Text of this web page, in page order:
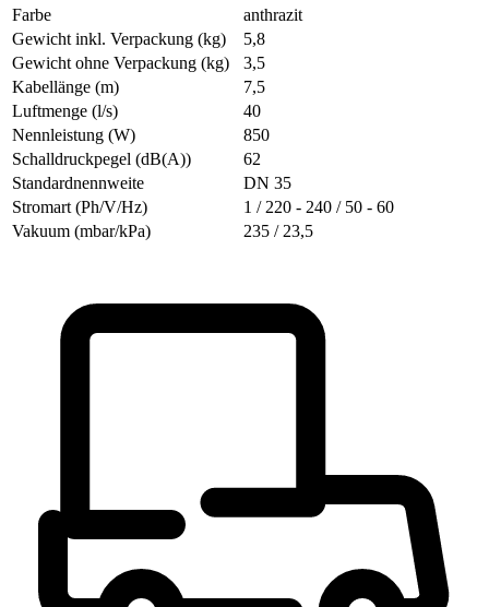
Farbe
anthrazit
Gewicht inkl. Verpackung (kg)
5,8
Gewicht ohne Verpackung (kg)
3,5
Kabellänge (m)
7,5
Luftmenge (l/s)
40
Nennleistung (W)
850
Schalldruckpegel (dB(A))
62
Standardnennweite
DN 35
Stromart (Ph/V/Hz)
1 / 220 - 240 / 50 - 60
Vakuum (mbar/kPa)
235 / 23,5